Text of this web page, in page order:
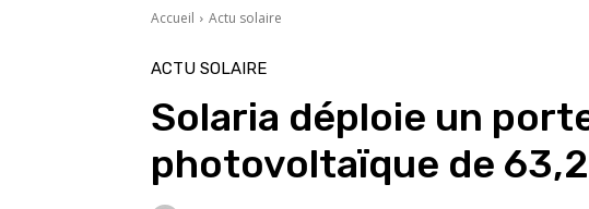
Accueil Actu solaire
ACTU SOLAIRE
Solaria déploie un
photovoltaïque de